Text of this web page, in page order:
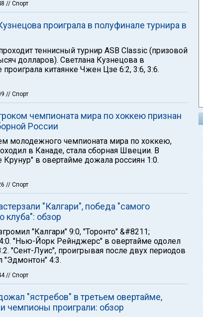
// Спорт
проиграла в полуфинале турнира в
теннисный турнир ASB Classic (призовой
долларов). Светлана Кузнецова в
проиграла китаянке Чжен Цзе 6:2, 3:6, 3:6.
// Спорт
чемпионата мира по хоккею признан
России
молодежного чемпионата мира по хоккею,
в Канаде, стала сборная Швеции. В
Крунур" в овертайме дожала россиян 1:0.
// Спорт
"Калгари", победа "самого
клуба": обзор
"Калгари" 9:0, "Торонто" &#8211;
"Нью-Йорк Рейнджерс" в овертайме одолел
"Сент-Луис", проигрывая после двух периодов
"Эдмонтон" 4:3.
// Спорт
"ястребов" в третьем овертайме,
чемпионы проиграли: обзор